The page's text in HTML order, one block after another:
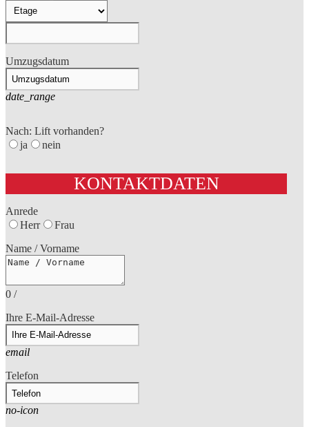
Umzugsdatum
date_range
Nach: Lift vorhanden?
ja
nein
KONTAKTDATEN
Anrede
Herr
Frau
Name / Vorname
0 /
Ihre E-Mail-Adresse
email
Telefon
no-icon